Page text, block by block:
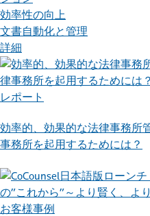
効率性の向上
文書自動化と管理
詳細
レポート
効率的、効果的な法律事務所
事務所を起用するためには？
お客様事例